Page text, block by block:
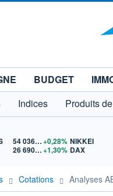
BUDGET
Indices Produits
54 036,93+0,28%
26 690,62+1,30%
NIKKEI
DAX
Cotations Analyses